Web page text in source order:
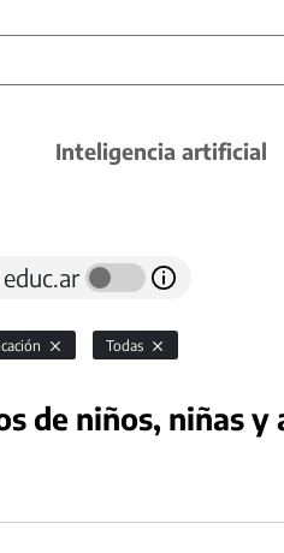
Inteligencia artificial
Todas
de niños, niñas y